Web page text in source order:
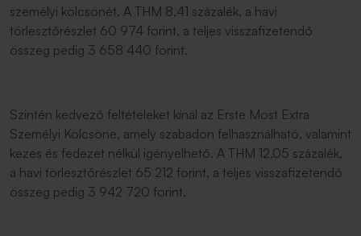
személyi kölcsönét. A THM 8,41 százalék, a havi
törlesztőrészlet 60 974 forint, a teljes visszafizetendő
összeg pedig 3 658 440 forint.
Szintén kedvező feltételeket kínál az Erste Most Extra
Személyi Kölcsöne, amely szabadon felhasználható, valamint
kezes és fedezet nélkül igényelhető. A THM 12,05 százalék,
a havi törlesztőrészlet 65 212 forint, a teljes visszafizetendő
összeg pedig 3 942 720 forint.